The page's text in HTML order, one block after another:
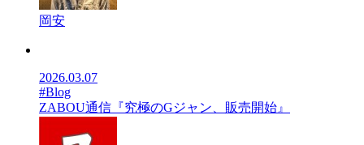
岡安
2026.03.07
#Blog
ZABOU通信『究極のGジャン、販売開始』